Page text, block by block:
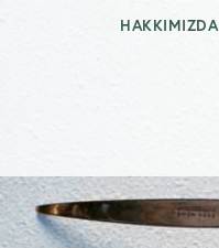
HAKKIMIZDA